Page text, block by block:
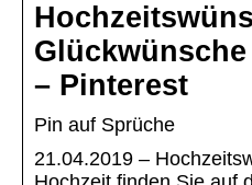
– Pinterest
Pin auf Sprüche
21.04.2019 –